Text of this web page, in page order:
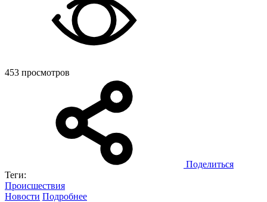
453 просмотров
Поделиться
Теги:
Происшествия
Новости Подробнее